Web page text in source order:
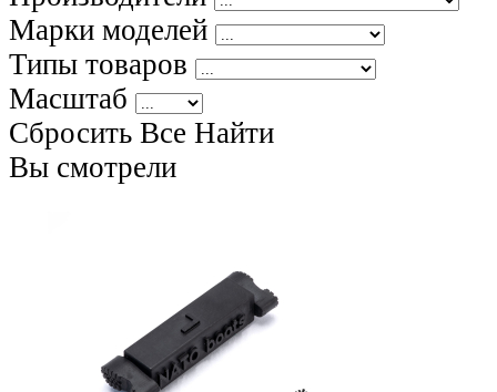
Марки моделей
Типы товаров
Масштаб
Сбросить Все Найти
Вы смотрели